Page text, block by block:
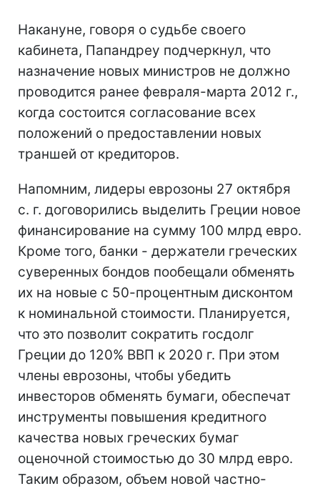
Накануне, говоря о судьбе своего
кабинета, Папандреу подчеркнул, что
назначение новых министров не должно
проводится ранее февраля-марта 2012 г.,
когда состоится согласование всех
положений о предоставлении новых
траншей от кредиторов.
Напомним, лидеры еврозоны 27 октября
с. г. договорились выделить Греции новое
финансирование на сумму 100 млрд евро.
Кроме того, банки - держатели греческих
суверенных бондов пообещали обменять
их на новые с 50-процентным дисконтом
к номинальной стоимости. Планируется,
что это позволит сократить госдолг
Греции до 120% ВВП к 2020 г. При этом
члены еврозоны, чтобы убедить
инвесторов обменять бумаги, обеспечат
инструменты повышения кредитного
качества новых греческих бумаг
оценочной стоимостью до 30 млрд евро.
Таким образом, объем новой частно-